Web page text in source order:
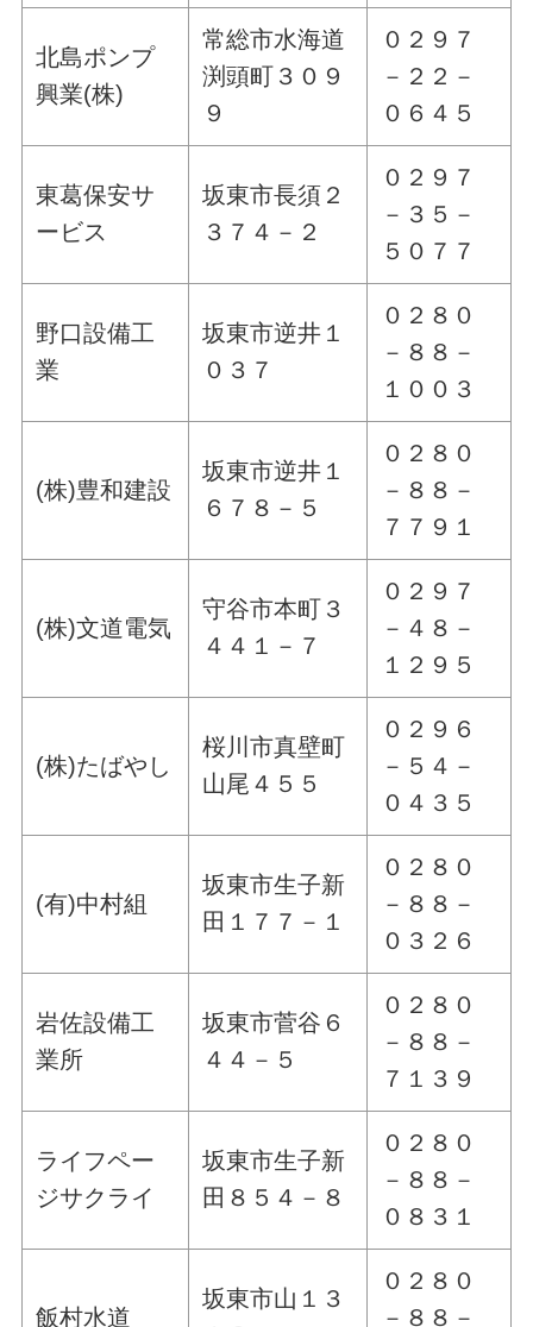
北島ポンプ
興業(株)
常総市水海道
渕頭町３０９
９
０２９７
－２２－
０６４５
東葛保安サ
ービス
坂東市長須２
３７４－２
０２９７
－３５－
５０７７
野口設備工
業
坂東市逆井１
０３７
０２８０
－８８－
１００３
(株)豊和建設
坂東市逆井１
６７８－５
０２８０
－８８－
７７９１
(株)文道電気
守谷市本町３
４４１－７
０２９７
－４８－
１２９５
(株)たばやし
桜川市真壁町
山尾４５５
０２９６
－５４－
０４３５
(有)中村組
坂東市生子新
田１７７－１
０２８０
－８８－
０３２６
岩佐設備工
業所
坂東市菅谷６
４４－５
０２８０
－８８－
７１３９
ライフペー
ジサクライ
坂東市生子新
田８５４－８
０２８０
－８８－
０８３１
飯村水道
坂東市山１３
０２８０
－８８－